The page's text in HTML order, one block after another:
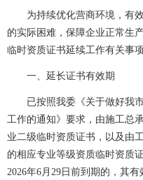
为持续优化营商环境，有
的实际困难，保障企业正常生
临时资质证书延续工作有关事
一、延长证书有效期
已按照我委《关于做好我
工作的通知》要求，由施工总
业二级临时资质证书，以及由
的相应专业等级资质临时资质
2026年6月29日前到期的，其有